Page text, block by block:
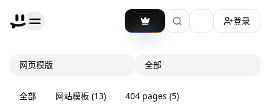
加载主题切换
登录
网页模版 全部
全部 网站模板 (13) 404 pages (5)